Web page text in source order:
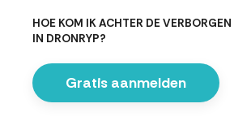
HOE KOM IK ACHTER DE
IN DRONRYP?
Gratis aanmelden